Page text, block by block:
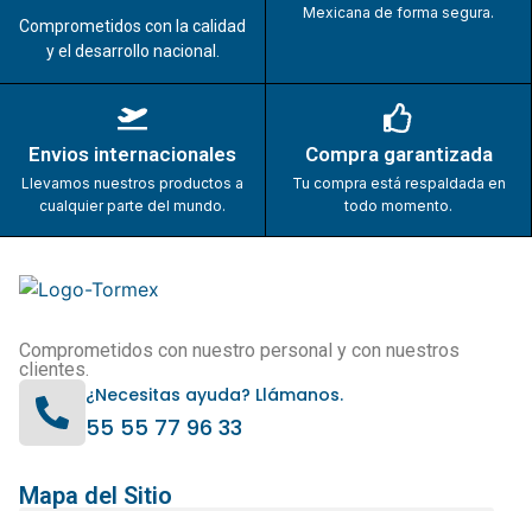
Comprometidos con la calidad
y el desarrollo nacional.
Mexicana de forma segura.
Envios internacionales
Llevamos nuestros productos a
cualquier parte del mundo.
Compra garantizada
Tu compra está respaldada en
todo momento.
Comprometidos con nuestro personal y con nuestros
clientes.
¿Necesitas ayuda? Llámanos.
55 55 77 96 33
Mapa del Sitio